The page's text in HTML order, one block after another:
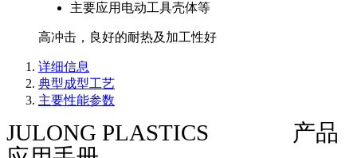
主要应用 电动工具壳体等
高冲击，良好的耐热及加工性好
详细信息
典型成型工艺
主要性能参数
JULONG PLASTICS
产品